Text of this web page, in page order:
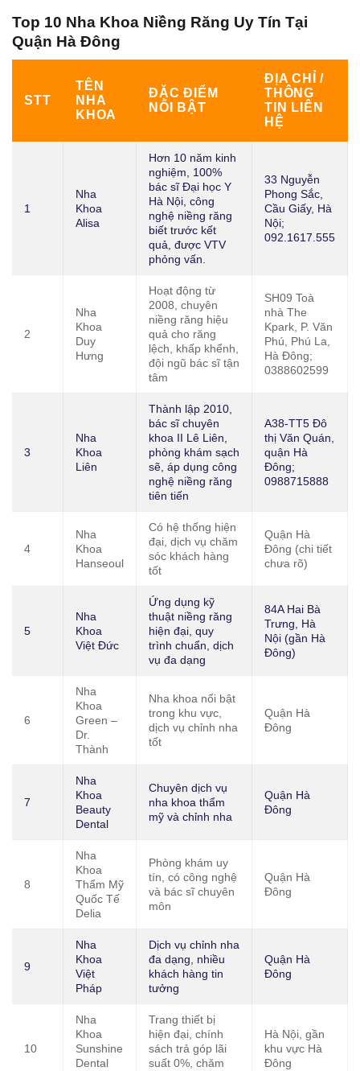
Top 10 Nha Khoa Niềng Răng Uy Tín Tại
Quận Hà Đông
STT
TÊN
NHA
KHOA
ĐẶC ĐIỂM
NỔI BẬT
ĐỊA CHỈ /
THÔNG
TIN LIÊN
HỆ
1
Nha
Khoa
Alisa
Hơn 10 năm kinh
nghiệm, 100%
bác sĩ Đại học Y
Hà Nội, công
nghệ niềng răng
biết trước kết
quả, được VTV
phỏng vấn.
33 Nguyễn
Phong Sắc,
Cầu Giấy, Hà
Nội;
092.1617.555
2
Nha
Khoa
Duy
Hưng
Hoạt động từ
2008, chuyên
niềng răng hiệu
quả cho răng
lệch, khấp khểnh,
đội ngũ bác sĩ tận
tâm
SH09 Toà
nhà The
Kpark, P. Văn
Phú, Phú La,
Hà Đông;
0388602599
3
Nha
Khoa
Liên
Thành lập 2010,
bác sĩ chuyên
khoa II Lê Liên,
phòng khám sạch
sẽ, áp dụng công
nghệ niềng răng
tiên tiến
A38-TT5 Đô
thị Văn Quán,
quận Hà
Đông;
0988715888
4
Nha
Khoa
Hanseoul
Có hệ thống hiện
đại, dịch vụ chăm
sóc khách hàng
tốt
Quận Hà
Đông (chi tiết
chưa rõ)
5
Nha
Khoa
Việt Đức
Ứng dụng kỹ
thuật niềng răng
hiện đại, quy
trình chuẩn, dịch
vụ đa dạng
84A Hai Bà
Trưng, Hà
Nội (gần Hà
Đông)
6
Nha
Khoa
Green –
Dr.
Thành
Nha khoa nổi bật
trong khu vực,
dịch vụ chỉnh nha
tốt
Quận Hà
Đông
7
Nha
Khoa
Beauty
Dental
Chuyên dịch vụ
nha khoa thẩm
mỹ và chỉnh nha
Quận Hà
Đông
8
Nha
Khoa
Thẩm Mỹ
Quốc Tế
Delia
Phòng khám uy
tín, có công nghệ
và bác sĩ chuyên
môn
Quận Hà
Đông
9
Nha
Khoa
Việt
Pháp
Dịch vụ chỉnh nha
đa dạng, nhiều
khách hàng tin
tưởng
Quận Hà
Đông
10
Nha
Khoa
Sunshine
Dental
Trang thiết bị
hiện đại, chính
sách trả góp lãi
suất 0%, chăm
Hà Nội, gần
khu vực Hà
Đông